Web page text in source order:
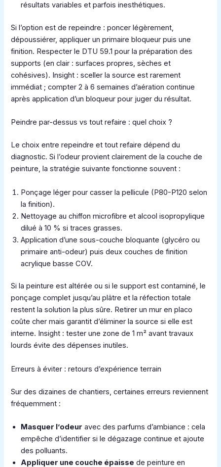
résultats variables et parfois inesthétiques.
Si l’option est de repeindre : poncer légèrement,
dépoussiérer, appliquer un primaire bloqueur puis une
finition. Respecter le DTU 59.1 pour la préparation des
supports (en clair : surfaces propres, sèches et
cohésives). Insight : sceller la source est rarement
immédiat ; compter 2 à 6 semaines d’aération continue
après application d’un bloqueur pour juger du résultat.
Peindre par-dessus vs tout refaire : quel choix ?
Le choix entre repeindre et tout refaire dépend du
diagnostic. Si l’odeur provient clairement de la couche de
peinture, la stratégie suivante fonctionne souvent :
Ponçage léger pour casser la pellicule (P80-P120 selon
la finition).
Nettoyage au chiffon microfibre et alcool isopropylique
dilué à 10 % si traces grasses.
Application d’une sous-couche bloquante (glycéro ou
primaire anti-odeur) puis deux couches de finition
acrylique basse COV.
Si la peinture est altérée ou si le support est contaminé, le
ponçage complet jusqu’au plâtre et la réfection totale
restent la solution la plus sûre. Retirer un mur en placo
coûte cher mais garantit d’éliminer la source si elle est
interne. Insight : tester une zone de 1 m² avant travaux
lourds évite des dépenses inutiles.
Erreurs à éviter : retours d’expérience terrain
Sur des dizaines de chantiers, certaines erreurs reviennent
fréquemment :
Masquer l’odeur avec des parfums d’ambiance : cela
empêche d’identifier si le dégazage continue et ajoute
des polluants.
Appliquer une couche épaisse de peinture en